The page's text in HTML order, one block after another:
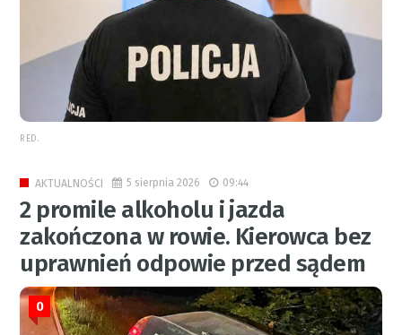
RED.
AKTUALNOŚCI 5 sierpnia 2026 09:44
2 promile alkoholu i jazda
zakończona w rowie. Kierowca bez
uprawnień odpowie przed sądem
0